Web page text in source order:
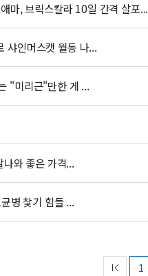
마, 브릭스칼라 10일 간격 살포...
샤인머스캣 월동 나...
"미리근"만한 게 ...
와 좋은 가격...
병 찿기 힘들 ...
1